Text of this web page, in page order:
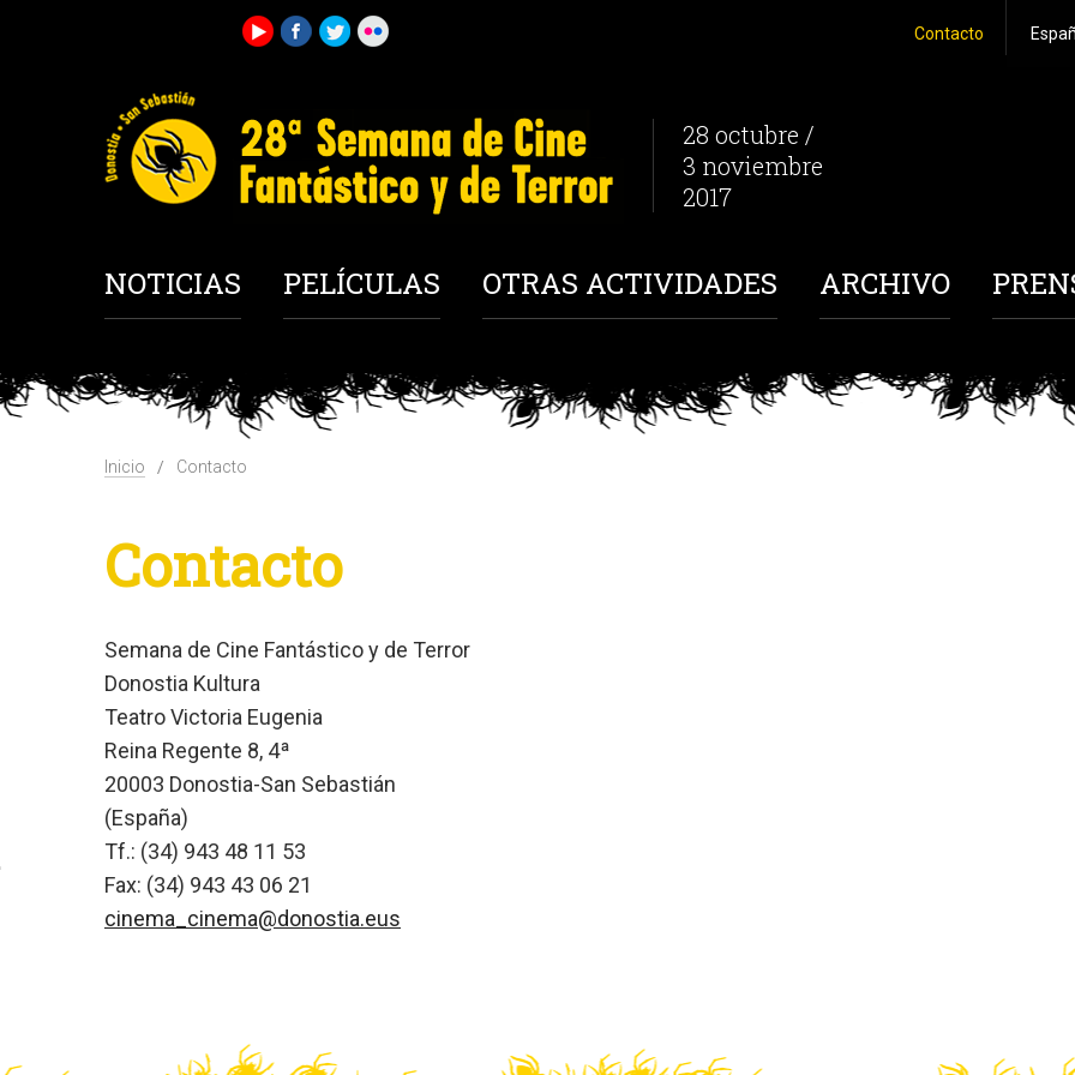
Contacto
28 octubre /
3 noviembre
2017
NOTICIAS PELÍCULAS OTRAS ACTIVIDADES ARCHIVO
Inicio Contacto
Contacto
Semana de Cine Fantástico y de Terror
Donostia Kultura
Teatro Victoria Eugenia
Reina Regente 8, 4ª
20003 Donostia-San Sebastián
(España)
Tf.: (34) 943 48 11 53
Fax: (34) 943 43 06 21
cinema_cinema@donostia.eus